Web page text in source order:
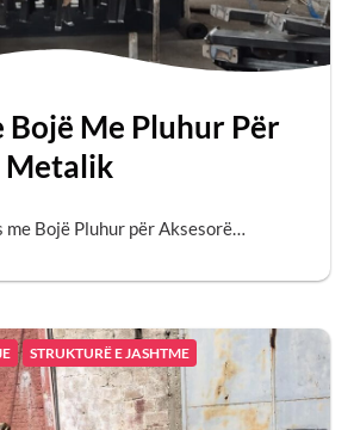
Bojë Me Pluhur Për
Metalik
Bojë Pluhur për Aksesorë…
STRUKTURË E JASHTME